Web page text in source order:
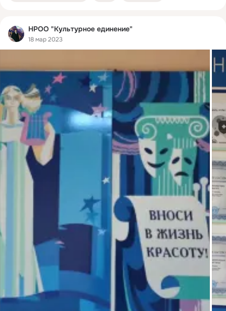
НРОО "Культурное единение"
18 мар 2023